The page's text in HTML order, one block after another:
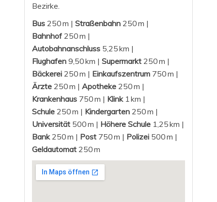
Bezirke.
Bus 250 m | Straßenbahn 250 m |
Bahnhof 250 m |
Autobahnanschluss 5,25 km |
Flughafen 9,50 km | Supermarkt 250 m |
Bäckerei 250 m | Einkaufszentrum 750 m |
Ärzte 250 m | Apotheke 250 m |
Krankenhaus 750 m | Klink1 km |
Schule 250 m | Kindergarten 250 m |
Universität 500 m | Höhere Schule 1,25 km |
Bank250 m | Post 750 m | Polizei 500 m |
Geldautomat 250 m